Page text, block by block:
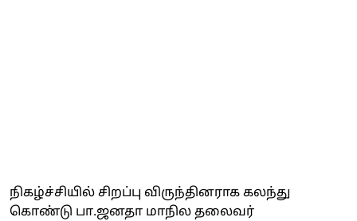
நிகழ்ச்சியில் சிறப்பு விருந்தினராக கலந்து
கொண்டு பா.ஜனதா மாநில தலைவர்